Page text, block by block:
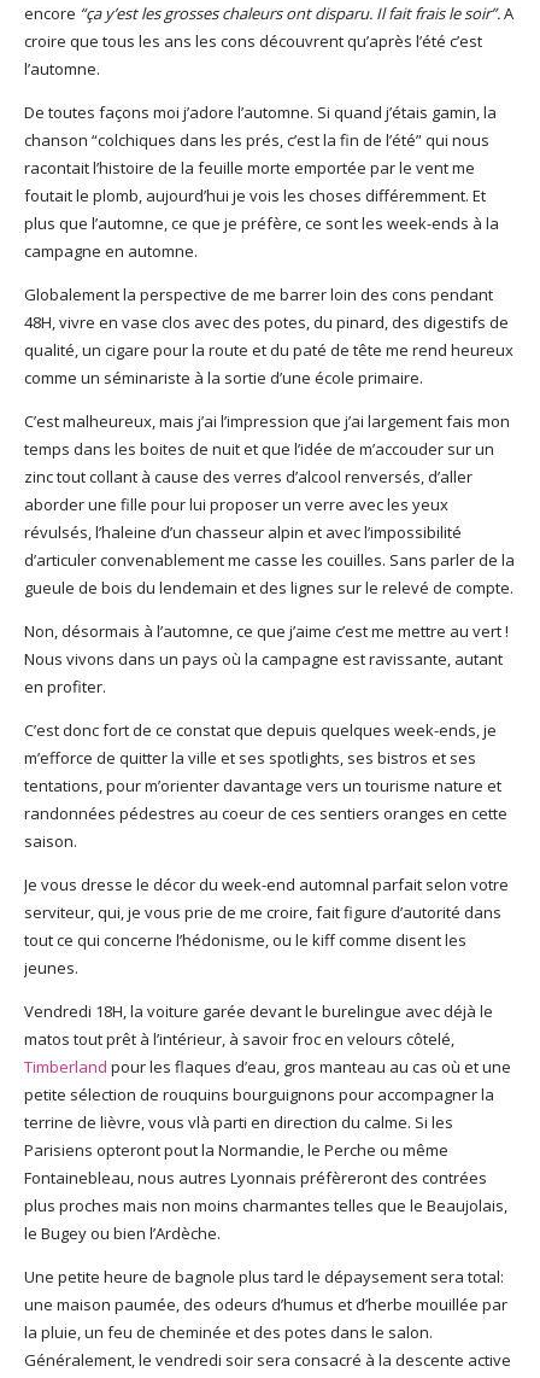
encore “ça y’est les grosses chaleurs ont disparu. Il fait frais le soir”.A
croire que tous les ans les cons découvrent qu’après l’été c’est
l’automne.
De toutes façons moi j’adore l’automne. Si quand j’étais gamin, la
chanson “colchiques dans les prés, c’est la fin de l’été” qui nous
racontait l’histoire de la feuille morte emportée par le vent me
foutait le plomb, aujourd’hui je vois les choses différemment. Et
plus que l’automne, ce que je préfère, ce sont les week-ends à la
campagne en automne.
Globalement la perspective de me barrer loin des cons pendant
48H, vivre en vase clos avec des potes, du pinard, des digestifs de
qualité, un cigare pour la route et du paté de tête me rend heureux
comme un séminariste à la sortie d’une école primaire.
C’est malheureux, mais j’ai l’impression que j’ai largement fais mon
temps dans les boites de nuit et que l’idée de m’accouder sur un
zinc tout collant à cause des verres d’alcool renversés, d’aller
aborder une fille pour lui proposer un verre avec les yeux
révulsés, l’haleine d’un chasseur alpin et avec l’impossibilité
d’articuler convenablement me casse les couilles. Sans parler de la
gueule de bois du lendemain et des lignes sur le relevé de compte.
Non, désormais à l’automne, ce que j’aime c’est me mettre au vert !
Nous vivons dans un pays où la campagne est ravissante, autant
en profiter.
C’est donc fort de ce constat que depuis quelques week-ends, je
m’efforce de quitter la ville et ses spotlights, ses bistros et ses
tentations, pour m’orienter davantage vers un tourisme nature et
randonnées pédestres au coeur de ces sentiers oranges en cette
saison.
Je vous dresse le décor du week-end automnal parfait selon votre
serviteur, qui, je vous prie de me croire, fait figure d’autorité dans
tout ce qui concerne l’hédonisme, ou le kiff comme disent les
jeunes.
Vendredi 18H, la voiture garée devant le burelingue avec déjà le
matos tout prêt à l’intérieur, à savoir froc en velours côtelé,
Timberland pour les flaques d’eau, gros manteau au cas où et une
petite sélection de rouquins bourguignons pour accompagner la
terrine de lièvre, vous vlà parti en direction du calme. Si les
Parisiens opteront pout la Normandie, le Perche ou même
Fontainebleau, nous autres Lyonnais préfèreront des contrées
plus proches mais non moins charmantes telles que le Beaujolais,
le Bugey ou bien l’Ardèche.
Une petite heure de bagnole plus tard le dépaysement sera total:
une maison paumée, des odeurs d’humus et d’herbe mouillée par
la pluie, un feu de cheminée et des potes dans le salon.
Généralement, le vendredi soir sera consacré à la descente active